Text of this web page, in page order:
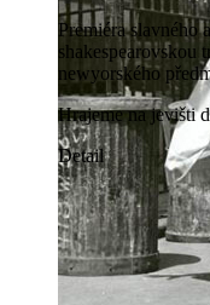
Premiéra slavného
shakespearovskou
newyorského
Hrajeme na jevišti
Detail